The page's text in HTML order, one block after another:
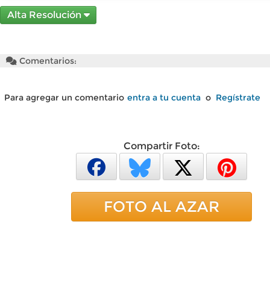
Alta Resolución
Comentarios:
Para agregar un comentario entra a tu cuenta o Regístrate
Compartir Foto:
FOTO AL AZAR